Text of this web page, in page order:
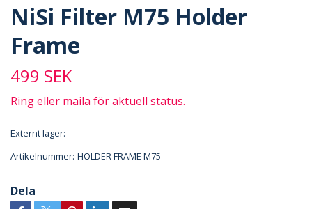
NiSi Filter M75 Holder
Frame
499 SEK
Ring eller maila för aktuell status.
Externt lager:
Artikelnummer: HOLDER FRAME M75
Dela